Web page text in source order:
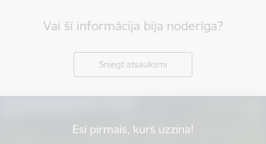
Vai šī informācija bija noderīga?
Sniegt atsauksmi
Esi pirmais, kurš uzzina!